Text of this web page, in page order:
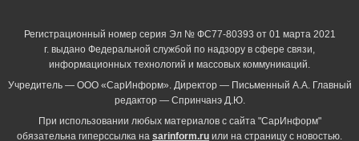
Регистрационный номер серия Эл № ФС77-80393 от 01 марта 2021
г. выдано Федеральной службой по надзору в сфере связи,
информационных технологий и массовых коммуникаций.
Учредитель — ООО «СарИнформ». Директор — Письменный А.А. Главный
редактор — Спринчанэ Д.Ю.
При использовании любых материалов с сайта "СарИнформ"
обязательна гиперссылка на sarinform.ru или на страницу с новостью.